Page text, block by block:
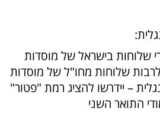
שלוחות בישראל של מוסדות
שלוחות מחו"ל של מוסדות
– יידרשו להציג רמת "פטור"
התואר השני